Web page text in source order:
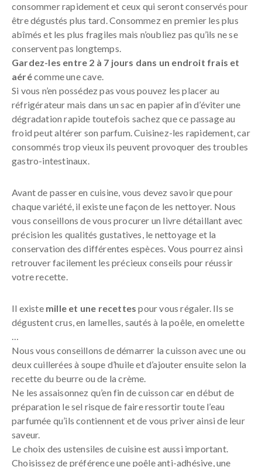
consommer rapidement et ceux qui seront conservés pour
être dégustés plus tard. Consommez en premier les plus
abîmés et les plus fragiles mais n’oubliez pas qu’ils ne se
conservent pas longtemps.
Gardez-les entre 2 à 7 jours dans un endroit frais et
aérécomme une cave.
Si vous n’en possédez pas vous pouvez les placer au
réfrigérateur mais dans un sac en papier afin d’éviter une
dégradation rapide toutefois sachez que ce passage au
froid peut altérer son parfum. Cuisinez-les rapidement, car
consommés trop vieux ils peuvent provoquer des troubles
gastro-intestinaux.
Avant de passer en cuisine, vous devez savoir que pour
chaque variété, il existe une façon de les nettoyer. Nous
vous conseillons de vous procurer un livre détaillant avec
précision les qualités gustatives, le nettoyage et la
conservation des différentes espèces. Vous pourrez ainsi
retrouver facilement les précieux conseils pour réussir
votre recette.
Il existe mille et une recettes pour vous régaler. Ils se
dégustent crus, en lamelles, sautés à la poêle, en omelette
Nous vous conseillons de démarrer la cuisson avec une ou
deux cuillerées à soupe d’huile et d’ajouter ensuite selon la
recette du beurre ou de la crème.
Ne les assaisonnez qu’en fin de cuisson car en début de
préparation le sel risque de faire ressortir toute l’eau
parfumée qu’ils contiennent et de vous priver ainsi de leur
saveur.
Le choix des ustensiles de cuisine est aussi important.
Choisissez de préférence une poêle anti-adhésive, une